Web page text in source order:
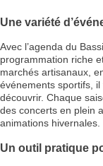
Une variété
Avec l’agenda du
programmation riche
marchés artisanaux,
événements sportifs,
découvrir. Chaque
des concerts en plein
animations hivernales.
Un outil pratique